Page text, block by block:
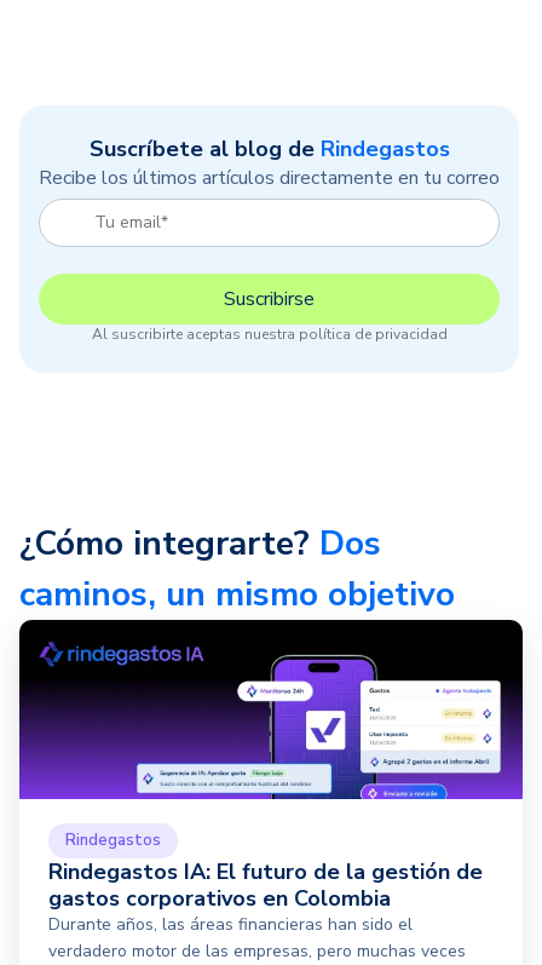
Suscríbete al blog de Rindegastos
Recibe los últimos artículos directamente en tu correo
Al suscribirte aceptas nuestra política de privacidad
¿Cómo integrarte? Dos
caminos, un mismo objetivo
Rindegastos
Rindegastos IA: El futuro de la gestión de
gastos corporativos en Colombia
Durante años, las áreas financieras han sido el
verdadero motor de las empresas, pero muchas veces